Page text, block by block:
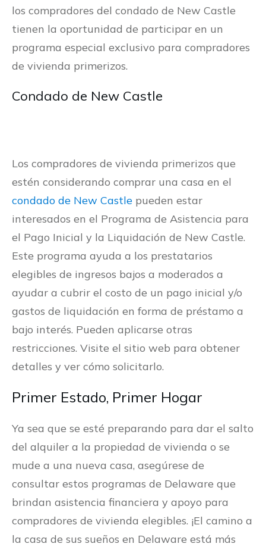
los compradores del condado de New Castle
tienen la oportunidad de participar en un
programa especial exclusivo para compradores
de vivienda primerizos.
Condado de New Castle
Los compradores de vivienda primerizos que
estén considerando comprar una casa en el
condado de New Castle pueden estar
interesados ​​en el Programa de Asistencia para
el Pago Inicial y la Liquidación de New Castle.
Este programa ayuda a los prestatarios
elegibles de ingresos bajos a moderados a
ayudar a cubrir el costo de un pago inicial y/o
gastos de liquidación en forma de préstamo a
bajo interés. Pueden aplicarse otras
restricciones. Visite el sitio web para obtener
detalles y ver cómo solicitarlo.
Primer Estado, Primer Hogar
Ya sea que se esté preparando para dar el salto
del alquiler a la propiedad de vivienda o se
mude a una nueva casa, asegúrese de
consultar estos programas de Delaware que
brindan asistencia financiera y apoyo para
compradores de vivienda elegibles. ¡El camino a
la casa de sus sueños en Delaware está más